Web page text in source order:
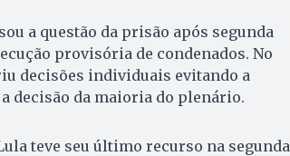
a questão da prisão após segunda
provisória de condenados. No
decisões individuais evitando a
decisão da maioria do plenário.
teve seu último recurso na segunda